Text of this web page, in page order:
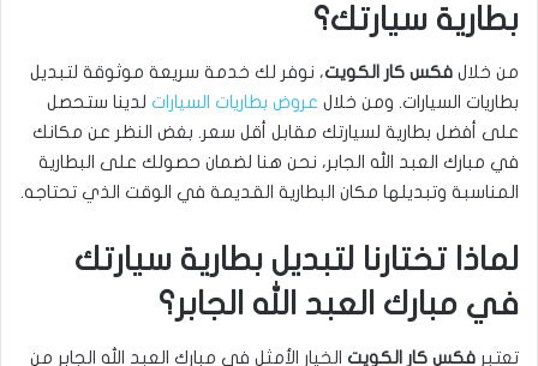
بطارية سيارتك؟
من خلال فكس كار الكويت، نوفر لك خدمة سريعة موثوقة لتبديل
بطاريات السيارات. ومن خلال عروض بطاريات السيارات لدينا ستحصل
على أفضل بطارية لسيارتك مقابل أقل سعر. بغض النظر عن مكانك
في مبارك العبد الله الجابر، نحن هنا لضمان حصولك على البطارية
المناسبة وتبديلها مكان البطارية القديمة في الوقت الذي تحتاجه.
لماذا تختارنا لتبديل بطارية سيارتك
في مبارك العبد الله الجابر؟
تعتبر فكس كار الكويت الخيار الأمثل في مبارك العبد الله الجابر من